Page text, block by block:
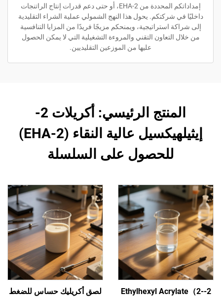
إمداداتكم المحددة من 2-EHA، أو حتى دعم قدرات إنتاج الراتنجات
داخليًا في شركتكم. يحول هذا النهج الشمولي عملية الشراء التقليدية
إلى شراكة استراتيجية، ويمنحكم مزيجًا فريدًا من المزايا التنافسية
من خلال التعاون التقني والمروءة التشغيلية التي لا يمكن الحصول
عليها من الموزعين التقليديين.
المنتج الرئيسي: أكريلات 2-
إيثيلهيكسيل عالية النقاء (2-EHA)
للحصول على السلسلة
2-Ethylhexyl Acrylate（2- لصق أكريليك حساس للضغط